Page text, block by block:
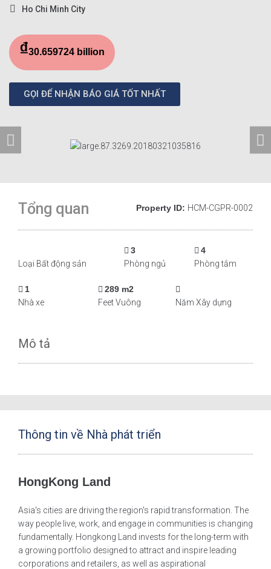
Ho Chi Minh City
₫30.659724 billion
GỌI ĐỂ NHẬN BÁO GIÁ TỐT NHẤT
Tổng quan Property ID: HCM-CGPR-0002
Loại Bất động sản
3
Phòng ngủ
4
Phòng tắm
1
Nhà xe
289 m2
Feet Vuông
Năm Xây dựng
Mô tả
Thông tin về Nhà phát triển
HongKong Land
Asia's cities are driving the region's rapid transformation. The
way people live, work, and engage in communities is changing
fundamentally. Hongkong Land invests for the long-term with
a growing portfolio designed to attract and inspire leading
corporations and retailers, as well as aspirational